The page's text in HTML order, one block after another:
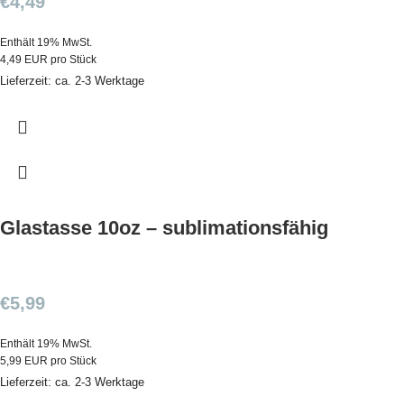
Enthält 19% MwSt.
4,49 EUR pro Stück
Lieferzeit: ca. 2-3 Werktage
Glastasse 10oz – sublimationsfähig
€5,99
Enthält 19% MwSt.
5,99 EUR pro Stück
Lieferzeit: ca. 2-3 Werktage